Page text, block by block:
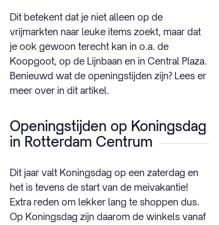
Dit betekent dat je niet alleen op de
vrijmarkten naar leuke items zoekt, maar dat
je ook gewoon terecht kan in o.a. de
Koopgoot, op de Lijnbaan en in Central Plaza.
Benieuwd wat de openingstijden zijn? Lees er
meer over in dit artikel.
Openingstijden op Koningsdag
in Rotterdam Centrum
Dit jaar valt Koningsdag op een zaterdag en
het is tevens de start van de meivakantie!
Extra reden om lekker lang te shoppen dus.
Op Koningsdag zijn daarom de winkels vanaf